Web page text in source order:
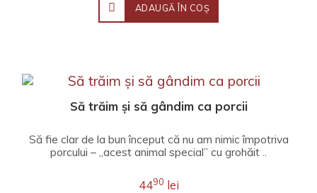
ADAUGĂ ÎN COŞ
Să trăim și să gândim ca porcii
Să fie clar de la bun început că nu am nimic împotriva
porcului – „acest animal special” cu grohăit ..
4490 lei